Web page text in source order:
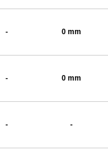
- 0 mm
- 0 mm
- -